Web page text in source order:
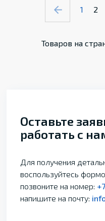
1 2
Товаров на
Оставьте
работать с
Для получения
воспользуйтесь
позвоните на номер:
напишите на почту: